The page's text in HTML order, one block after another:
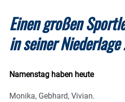
Einen großen
in seiner
Namenstag haben heute
Monika, Gebhard, Vivian.